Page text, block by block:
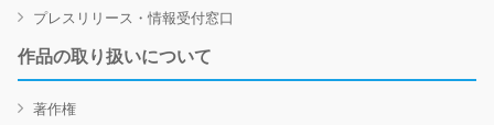
プレスリリース・情報受付窓口
作品の取り扱いについて
著作権